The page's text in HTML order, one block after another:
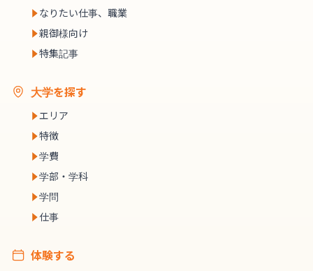
なりたい仕事、職業
親御様向け
特集記事
大学を探す
エリア
特徴
学費
学部・学科
学問
仕事
体験する